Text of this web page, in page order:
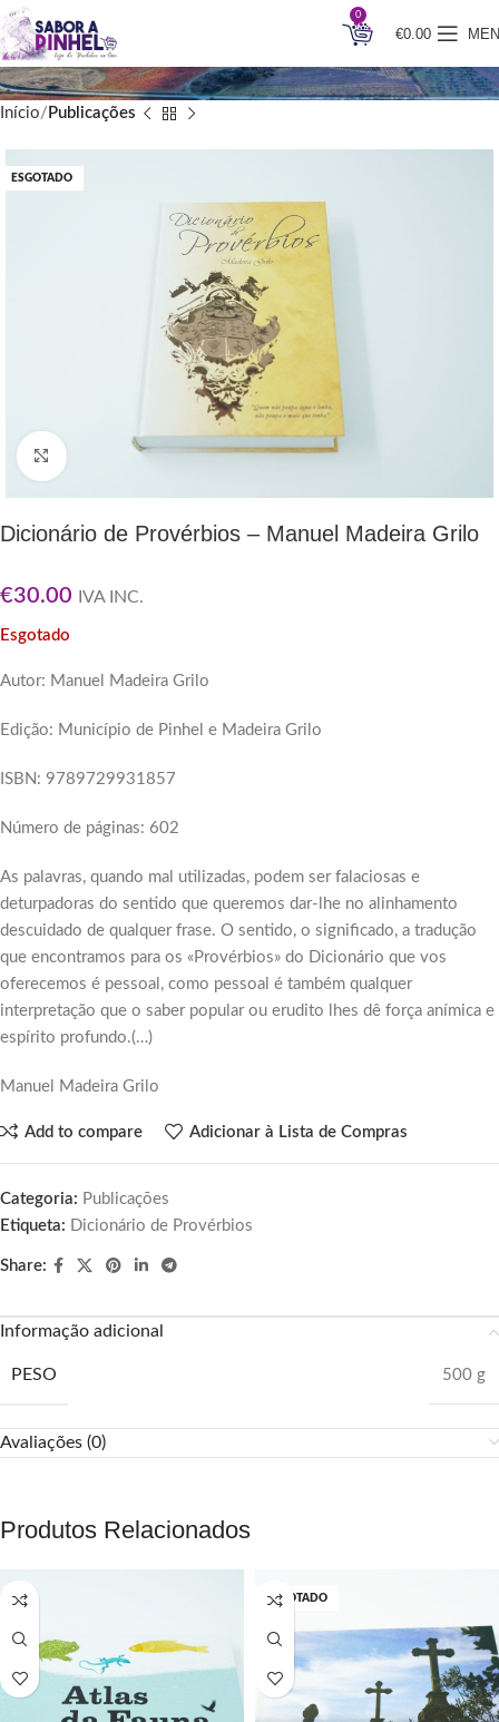
0
€0.00
Início Publicações
ESGOTADO
Clique para ampliar
Dicionário de Provérbios – Manuel Madeira Grilo
€30.00 IVA INC.
Esgotado
Autor: Manuel Madeira Grilo
Edição: Município de Pinhel e Madeira Grilo
ISBN: 9789729931857
Número de páginas: 602
As palavras, quando mal utilizadas, podem ser falaciosas e
deturpadoras do sentido que queremos dar-lhe no alinhamento
descuidado de qualquer frase. O sentido, o significado, a tradução
que encontramos para os «Provérbios» do Dicionário que vos
oferecemos é pessoal, como pessoal é também qualquer
interpretação que o saber popular ou erudito lhes dê força anímica e
espírito profundo.(…)
Manuel Madeira Grilo
Add to compare Adicionar à Lista de Compras
Categoria: Publicações
Etiqueta: Dicionário de Provérbios
Share:
Informação adicional
PESO 500 g
Avaliações (0)
Produtos Relacionados
ESGOTADO